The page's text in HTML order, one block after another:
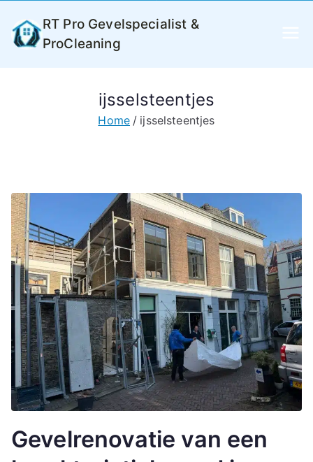
naar
RT Pro Gevelspecialist &
ProCleaning
ijsselsteentjes
Home ijsselsteentjes
Gevelrenovatie van een